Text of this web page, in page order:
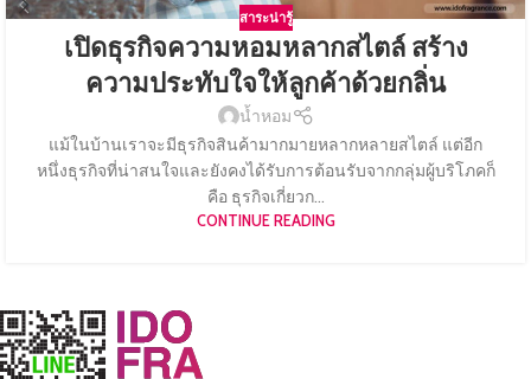
สาระน่ารู้
เปิดธุรกิจความหอมหลากสไตล์ สร้าง
ความประทับใจให้ลูกค้าด้วยกลิ่น
น้ำหอม
แม้ในบ้านเราจะมีธุรกิจสินค้ามากมายหลากหลายสไตล์ แต่อีก
หนึ่งธุรกิจที่น่าสนใจและยังคงได้รับการต้อนรับจากกลุ่มผู้บริโภคก็
คือ ธุรกิจเกี่ยวก...
CONTINUE READING